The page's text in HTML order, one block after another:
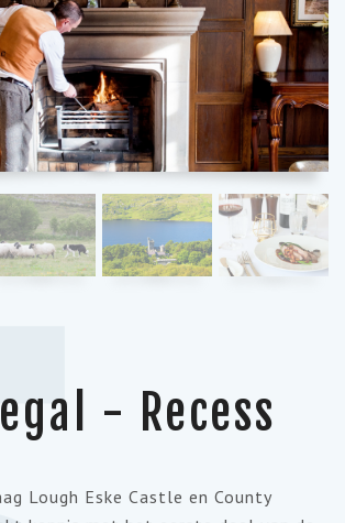
- Recess
Lough Eske Castle en County